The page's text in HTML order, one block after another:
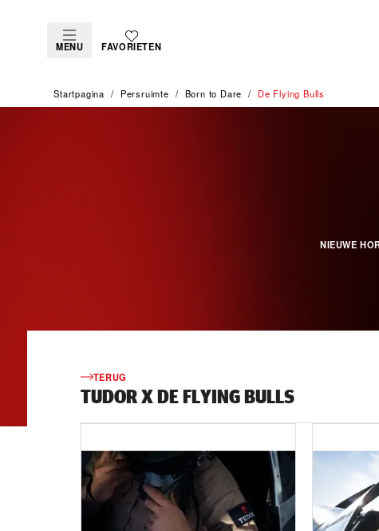
MENU FAVORIETEN
Startpagina Persruimte Born to Dare De Flying Bulls
NIEUWE
TERUG
TUDOR X DE FLYING BULLS